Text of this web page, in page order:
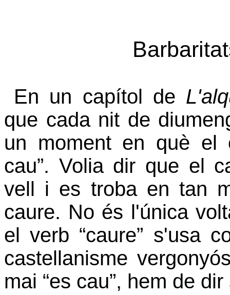
En un capítol de
que cada nit de
un moment en què el
cau”. Volia dir que el
vell i es troba en tan
caure. No és l'única
el verb “caure” s'usa
castellanisme
mai “es cau”, hem de dir